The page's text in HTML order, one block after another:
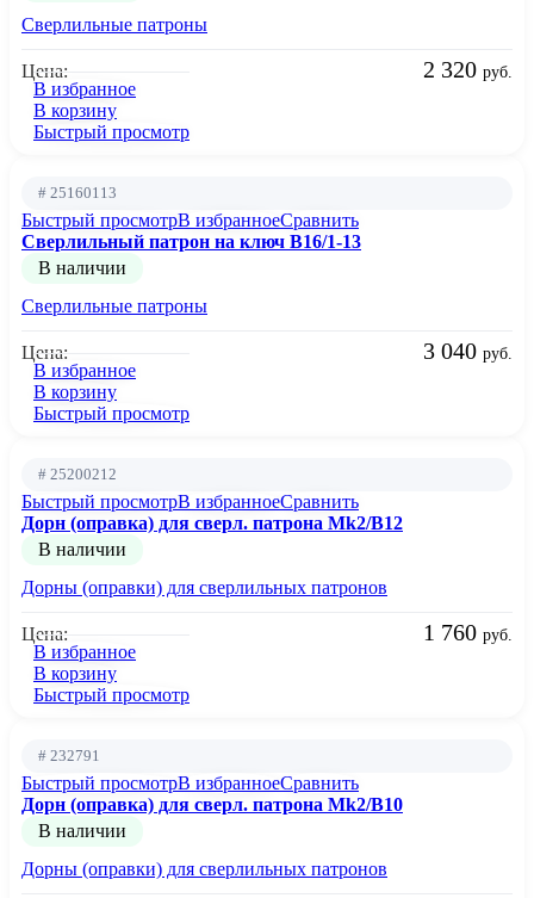
Сверлильные патроны
Цена: 2 320 руб.
В избранное
В корзину
Быстрый просмотр
# 25160113
Быстрый просмотрВ избранноеСравнить
Сверлильный патрон на ключ B16/1-13
В наличии
Сверлильные патроны
Цена: 3 040 руб.
В избранное
В корзину
Быстрый просмотр
# 25200212
Быстрый просмотрВ избранноеСравнить
Дорн (оправка) для сверл. патрона Mk2/B12
В наличии
Дорны (оправки) для сверлильных патронов
Цена: 1 760 руб.
В избранное
В корзину
Быстрый просмотр
# 232791
Быстрый просмотрВ избранноеСравнить
Дорн (оправка) для сверл. патрона Mk2/B10
В наличии
Дорны (оправки) для сверлильных патронов